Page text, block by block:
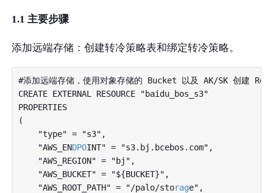
1.1 主要步骤
添加远端存储：创建转冷策略表和绑定转冷策略。
#添加远端存储，使用对象存储的 Bucket 以及 AK/SK 创建
CREATE EXTERNAL RESOURCE "baidu_bos_s3"
PROPERTIES
(
    "type" = "s3",
    "AWS_EN
DPOINT" = "s3.bj.bcebos.com",
    "AWS_REGION" = "bj",
    "AWS_BUCKET" = "${BUCKET}",
    "AWS_ROOT_PATH" = "/palo/sto
rage",